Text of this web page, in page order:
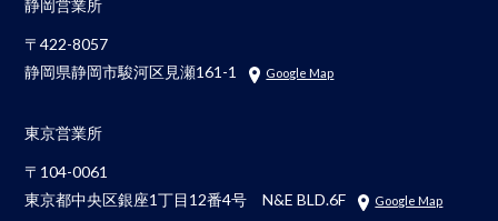
静岡営業所
〒422-8057
静岡県静岡市駿河区見瀬161-1
Google Map
東京営業所
〒104-0061
東京都中央区銀座1丁目12番4号 N&E BLD.6F
Google Map